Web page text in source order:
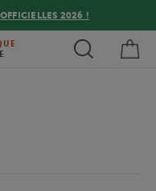
2026 !